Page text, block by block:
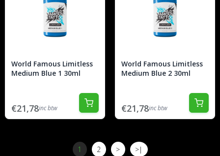
World Famous Limitless
Medium Blue 1 30ml
€21,78inc btw
World Famous Limitless
Medium Blue 2 30ml
€21,78inc btw
1 2 > >|